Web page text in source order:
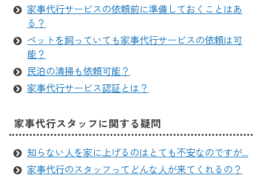
家事代行サービスの依頼前に準備しておくことはあ
る？
ペットを飼っていても家事代行サービスの依頼は可
能？
民泊の清掃も依頼可能？
家事代行サービス認証とは？
家事代行スタッフに関する疑問
知らない人を家に上げるのはとても不安なのですが…
家事代行のスタッフってどんな人が来てくれるの？